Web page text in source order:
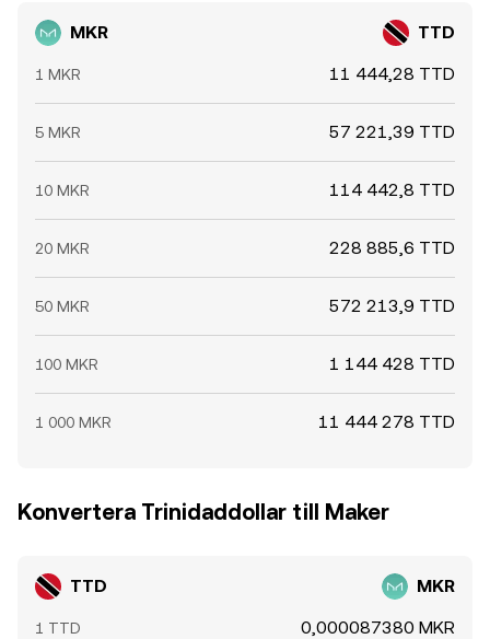
MKR TTD
1 MKR 11 444,28 TTD
5 MKR 57 221,39 TTD
10 MKR 114 442,8 TTD
20 MKR 228 885,6 TTD
50 MKR 572 213,9 TTD
100 MKR 1 144 428 TTD
1 000 MKR 11 444 278 TTD
Konvertera Trinidaddollar till Maker
TTD MKR
1 TTD 0,000087380 MKR